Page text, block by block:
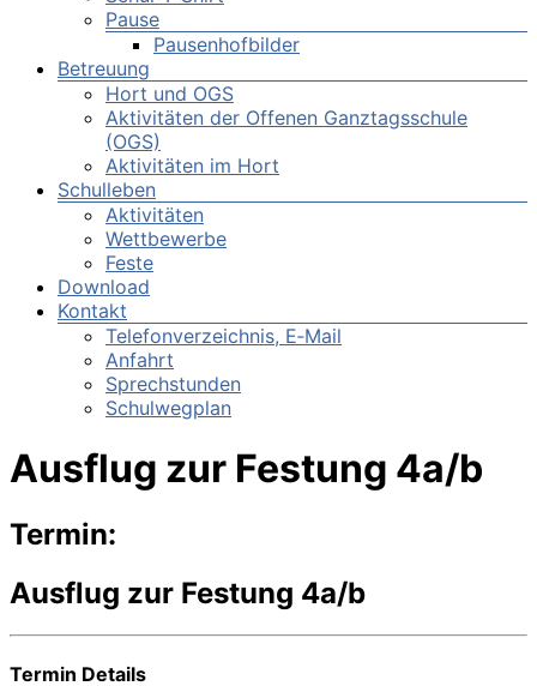
Pause
Pausenhofbilder
Betreuung
Hort und OGS
Aktivitäten der Offenen Ganztagsschule
(OGS)
Aktivitäten im Hort
Schulleben
Aktivitäten
Wettbewerbe
Feste
Download
Kontakt
Telefonverzeichnis, E‑Mail
Anfahrt
Sprechstunden
Schulwegplan
Ausflug zur Festung 4a/b
Termin:
Ausflug zur Festung 4a/b
Termin Details